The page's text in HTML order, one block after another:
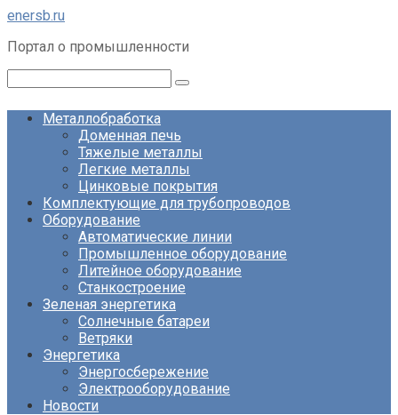
Перейти
контенту
enersb.ru
Портал о промышленности
Металлобработка
Доменная печь
Тяжелые металлы
Легкие металлы
Цинковые покрытия
Комплектующие для трубопроводов
Оборудование
Автоматические линии
Промышленное оборудование
Литейное оборудование
Станкостроение
Зеленая энергетика
Солнечные батареи
Ветряки
Энергетика
Энергосбережение
Электрооборудование
Новости